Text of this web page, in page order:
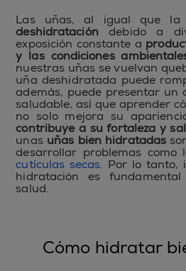
Las uñas, al igual que la
deshidratacióndebido a
exposición constante a
y las condiciones
nuestras uñas se vuelvan
uña deshidratada puede
además, puede presentar un
saludable, así que aprender
no solo mejora su
contribuye a su fortaleza y
unas uñas bien hidratadas
desarrollar problemas como
cutículas secas. Por lo tanto,
hidratación es
salud.
Cómo hidratar